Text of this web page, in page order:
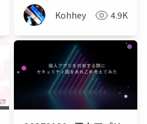
Kohhey 4.9K